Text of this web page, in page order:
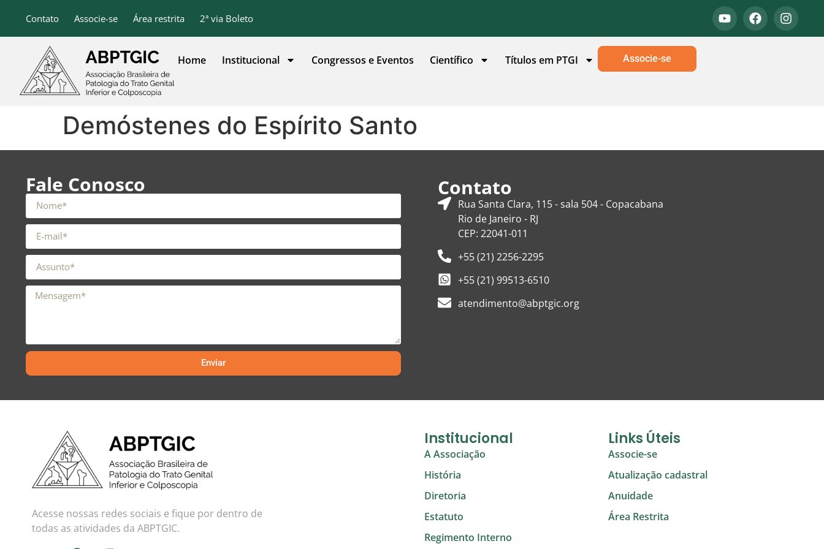
conteúdo
Contato Associe-se Área restrita 2ª via Boleto
Home Institucional Congressos e Eventos Científico Títulos em PTGI Associe-se
Demóstenes do Espírito Santo
Fale Conosco
Enviar
Contato
Rua Santa Clara, 115 - sala 504 - Copacabana
Rio de Janeiro - RJ
CEP: 22041-011
+55 (21) 2256-2295
+55 (21) 99513-6510
atendimento@abptgic.org
Acesse nossas redes sociais e fique por dentro de
todas as atividades da ABPTGIC.
Institucional
A Associação
História
Diretoria
Estatuto
Regimento Interno
Links Úteis
Associe-se
Atualização cadastral
Anuidade
Área Restrita